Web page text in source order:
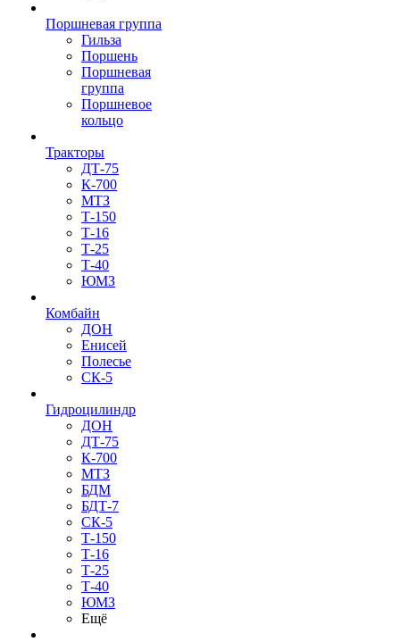
Поршневая группа
Гильза
Поршень
Поршневая
группа
Поршневое
кольцо
Тракторы
ДТ-75
К-700
МТЗ
Т-150
Т-16
Т-25
Т-40
ЮМЗ
Комбайн
ДОН
Енисей
Полесье
СК-5
Гидроцилиндр
ДОН
ДТ-75
К-700
МТЗ
БДМ
БДТ-7
СК-5
Т-150
Т-16
Т-25
Т-40
ЮМЗ
Ещё